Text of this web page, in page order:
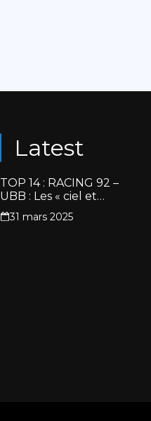
Latest
TOP 14 : RACING 92 –
UBB : Les « ciel et
blanc » renouent avec
la victoire
31 mars 2025